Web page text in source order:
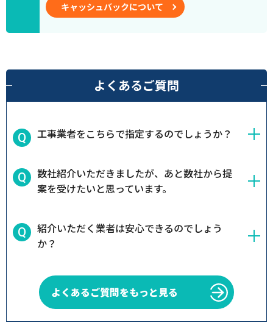
キャッシュバックについて
よくあるご質問
工事業者をこちらで指定するのでしょうか？
数社紹介いただきましたが、あと数社から提
案を受けたいと思っています。
紹介いただく業者は安心できるのでしょう
か？
よくあるご質問をもっと見る